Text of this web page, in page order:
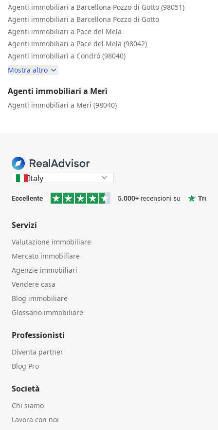
Agenti immobiliari a Barcellona Pozzo di Gotto (98051)
Agenti immobiliari a Barcellona Pozzo di Gotto
Agenti immobiliari a Pace del Mela
Agenti immobiliari a Pace del Mela (98042)
Agenti immobiliari a Condrò (98040)
Mostra altro
Agenti immobiliari a Merì
Agenti immobiliari a Merì (98040)
Italy
Servizi
Valutazione immobiliare
Mercato immobiliare
Agenzie immobiliari
Vendere casa
Blog immobiliare
Glossario immobiliare
Professionisti
Diventa partner
Blog Pro
Società
Chi siamo
Lavora con noi